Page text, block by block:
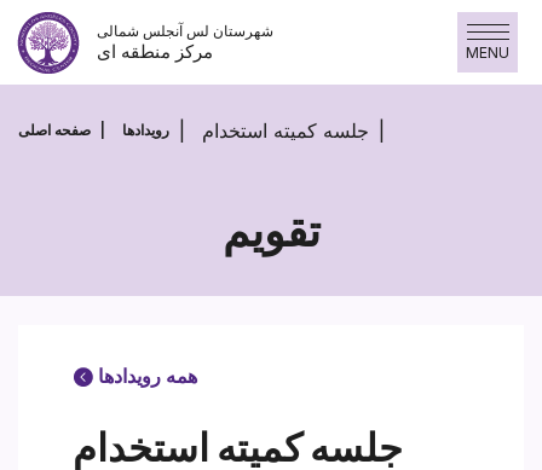
Skip
to
content
شهرستان لس آنجلس شمالی
مرکز منطقه ای MENU
صفحه اصلی رویدادها جلسه کمیته استخدام
تقویم
همه رویدادها
جلسه کمیته استخدام